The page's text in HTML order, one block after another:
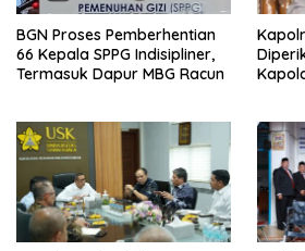
BGN Proses Pemberhentian
66 Kepala SPPG Indisipliner,
Termasuk Dapur MBG Racun